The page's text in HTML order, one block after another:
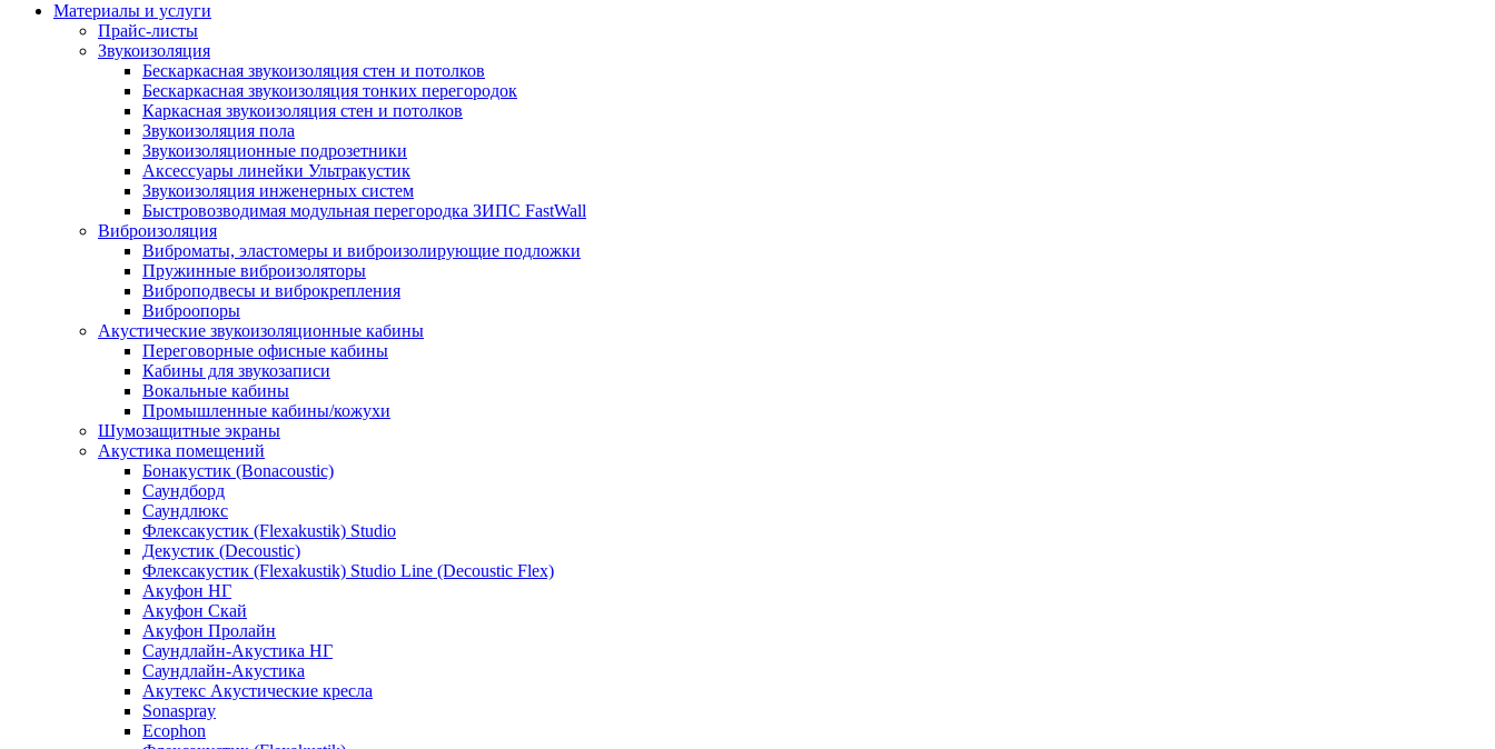
Материалы и услуги
Прайс-листы
Звукоизоляция
Бескаркасная звукоизоляция стен и потолков
Бескаркасная звукоизоляция тонких перегородок
Каркасная звукоизоляция стен и потолков
Звукоизоляция пола
Звукоизоляционные подрозетники
Аксессуары линейки Ультракустик
Звукоизоляция инженерных систем
Быстровозводимая модульная перегородка ЗИПС FastWall
Виброизоляция
Виброматы, эластомеры и виброизолирующие подложки
Пружинные виброизоляторы
Виброподвесы и виброкрепления
Виброопоры
Акустические звукоизоляционные кабины
Переговорные офисные кабины
Кабины для звукозаписи
Вокальные кабины
Промышленные кабины/кожухи
Шумозащитные экраны
Акустика помещений
Бонакустик (Bonacoustic)
Саундборд
Саундлюкс
Флексакустик (Flexakustik) Studio
Декустик (Decoustic)
Флексакустик (Flexakustik) Studio Line (Decoustic Flex)
Акуфон НГ
Акуфон Скай
Акуфон Пролайн
Саундлайн-Акустика НГ
Саундлайн-Акустика
Акутекс Акустические кресла
Sonaspray
Ecophon